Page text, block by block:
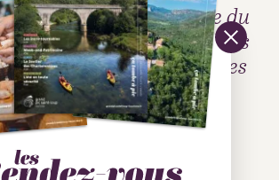
culture et le patrimoine du
Loup grâce à des sites
aux personnes
handicap. Découvrez
traditions et
en toute